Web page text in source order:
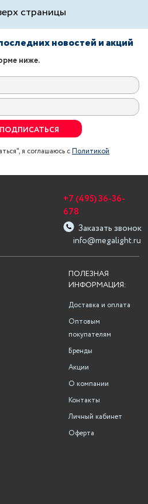
страницы
новостей и акций
ниже.
ПОДПИСАТЬСЯ
я соглашаюсь сПолитикой
info@megalight.ru
+7 (495) 36-36-
678
Заказать звонок
ПОЛЕЗНАЯ
ИНФОРМАЦИЯ:
Доставка и оплата
Оптовым
покупателям
Бренды
Акции
О компании
Контакты
Личный кабинет
Оферта